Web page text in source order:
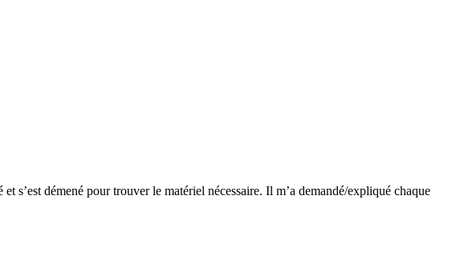
s’est démené pour trouver le matériel nécessaire. Il m’a demandé/expliqué chaque